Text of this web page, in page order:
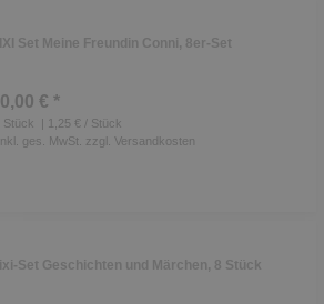
Set Meine Freundin Conni, 8er-Set
€ *
Stück
| 1,25 € / Stück
inkl. ges. MwSt. zzgl. Versandkosten
Set Geschichten und Märchen, 8 Stück